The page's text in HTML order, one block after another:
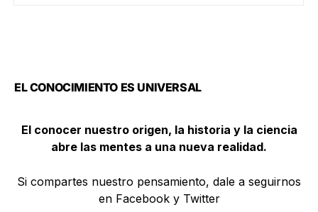
EL CONOCIMIENTO ES UNIVERSAL
El conocer nuestro origen, la historia y la ciencia
abre las mentes a una nueva realidad.
Si compartes nuestro pensamiento, dale a seguirnos
en Facebook y Twitter